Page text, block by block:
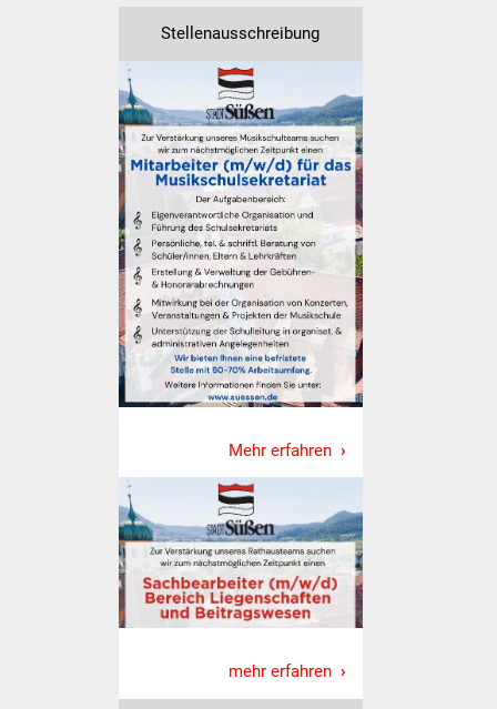
Wahlen
Stadtinfo
Jubiläumsjahr 2021
Partnerstädte
Projekte
Schulentwicklung Bizet
Sanierung Hallenbad
Sanierung Bizethalle
Ortsentwicklung
Presse
Bürger & Service
Was erledige ich wo
Dienstleistungen
Stellenausschreibung
Mehr erfahren
mehr erfahren